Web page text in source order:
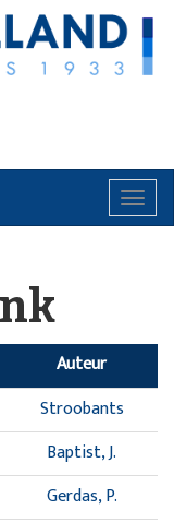
Auteur
Stroobants
Baptist, J.
Gerdas, P.